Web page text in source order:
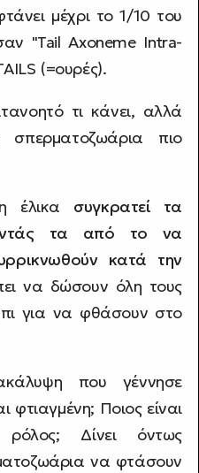
μέχρι το 1/10 του
"Tail Axoneme Intra-
(=ουρές).
τι κάνει, αλλά
πιο
έλικα συγκρατεί τα
τα από το να
κατά την
να δώσουν όλη τους
για να φθάσουν στο
που γέννησε
φτιαγμένη; Ποιος είναι
Δίνει όντως
να φτάσουν